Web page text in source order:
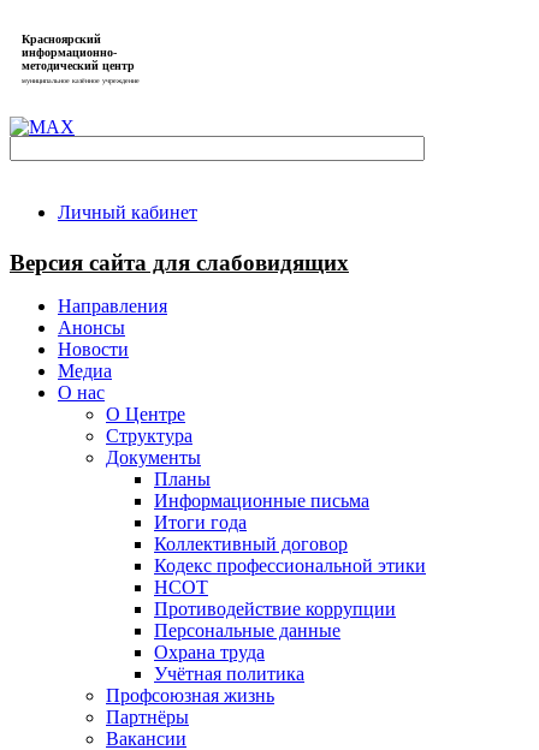
Красноярский
информационно-
методический центр
муниципальное казённое учреждение
Личный кабинет
Версия сайта для слабовидящих
Направления
Анонсы
Новости
Медиа
О нас
О Центре
Структура
Документы
Планы
Информационные письма
Итоги года
Коллективный договор
Кодекс профессиональной этики
НСОТ
Противодействие коррупции
Персональные данные
Охрана труда
Учётная политика
Профсоюзная жизнь
Партнёры
Вакансии